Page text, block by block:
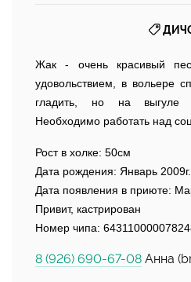
Жак - очень красивый
удовольствием, в вольере
гладить, но на выгуле
Необходимо работать над
Рост в холке: 50см
Дата рождения: Январь 2009г.
Дата появления в приюте:
Привит, кастрирован
Номер чипа:
8 (926) 690-67-08 Анна